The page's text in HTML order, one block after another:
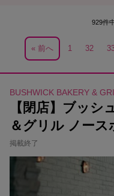
929件
« 前へ 1 32
BUSHWICK BAKERY &
【閉店】ブッシ
＆グリル ノー
掲載終了